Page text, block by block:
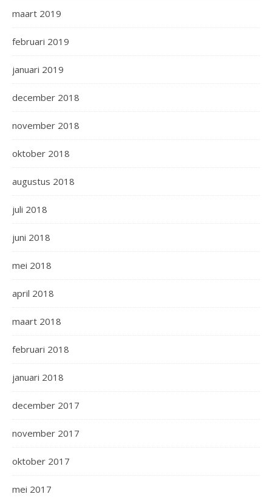
maart 2019
februari 2019
januari 2019
december 2018
november 2018
oktober 2018
augustus 2018
juli 2018
juni 2018
mei 2018
april 2018
maart 2018
februari 2018
januari 2018
december 2017
november 2017
oktober 2017
mei 2017